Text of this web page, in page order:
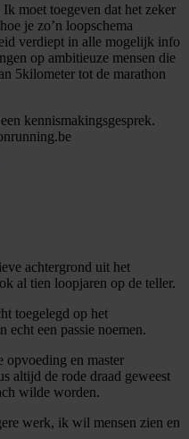
moet toegeven dat het zeker
je zo’n loopschema
verdiept in alle mogelijk info
op ambitieuze mensen die
5kilometer tot de marathon
kennismakingsgesprek.
achtergrond uit het
al tien loopjaren op de teller.
toegelegd op het
echt een passie noemen.
opvoeding en master
altijd de rode draad geweest
wilde worden.
werk, ik wil mensen zien en